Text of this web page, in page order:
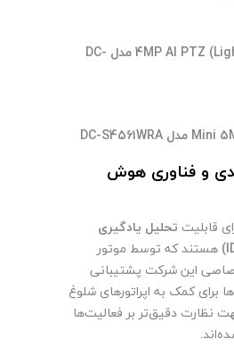
دوربین 4MP AI PTZ (LightMaster) مدل DC-
و فناوری هوش
تحلیل یادگیری
هستند که توسط موتور
این شرکت پشتیبانی
برای کمک به اپراتورهای شلوغ
نظارت دقیق‌تر بر فعالیت‌ها